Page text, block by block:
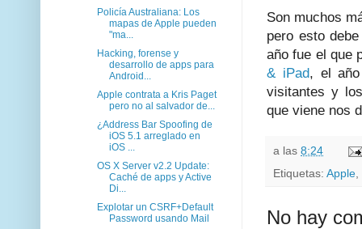
Son muchos
pero esto
año fue el que
& iPad, el
visitantes y
que viene nos
a las 8:24
Etiquetas: Apple
No hay
Policía Australiana: Los
mapas de Apple pueden
"ma...
Hacking, forense y
desarrollo de apps para
Android...
Apple contrata a Kris Paget
pero no al salvador de...
¿Address Bar Spoofing de
iOS 5.1 arreglado en
iOS ...
OS X Server v2.2 Update:
Caché de apps y Active
Di...
Explotar un CSRF+Default
Password usando Mail